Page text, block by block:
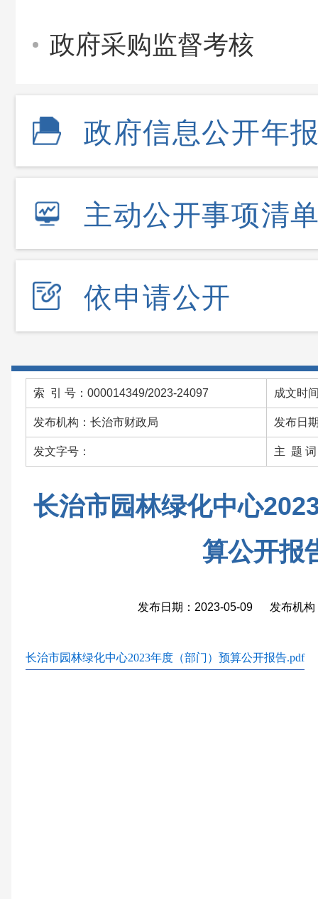
政府采购监督考核
政府信息公开年
主动公开事项清
依申请公开
索 引 号：000014349/2023-24097 成文时
发布机构：长治市财政局 发布日
发文字号： 主 题 词
长治市园林绿化中心
算公开报
发布日期：2023-05-09 发布机构
长治市园林绿化中心2023年度（部门）预算公开报告.pdf